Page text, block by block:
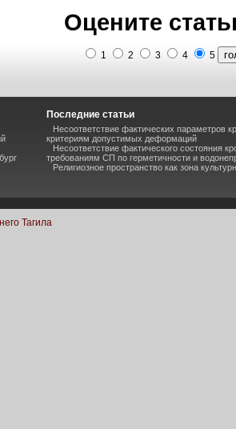
Оцените
1 2 3 4 5
Последние статьи
Несоответствие фактических параметров
критериям допустимых деформаций
Несоответствие фактического состояния
требованиям СП по герметичности и
Религиозное пространство как зона
Тагила